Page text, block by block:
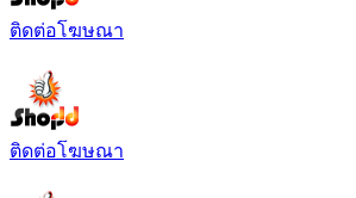
ติดต่อโฆษณา
ติดต่อโฆษณา